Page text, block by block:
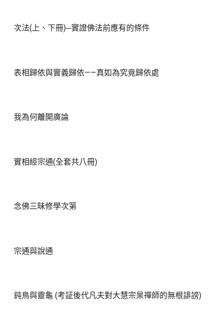
次法(上、下冊)─實證佛法前應有的條件
表相歸依與實義歸依——真如為究竟歸依處
我為何離開廣論
實相經宗通(全套共八冊)
念佛三昧修學次第
宗通與說通
鈍鳥與靈龜 (考証後代凡夫對大慧宗杲禪師的無根誹謗)